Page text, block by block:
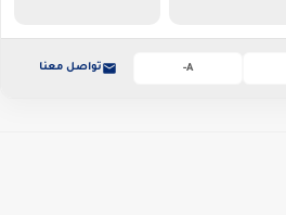
A- تواصل معنا